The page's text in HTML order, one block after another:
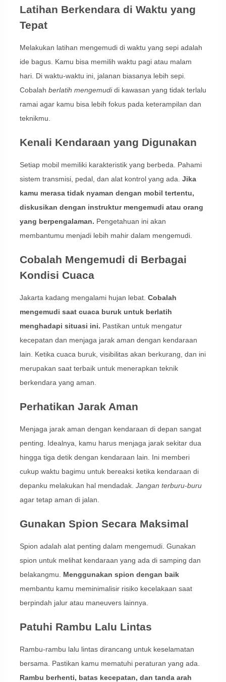
Latihan Berkendara di Waktu yang
Tepat
Melakukan latihan mengemudi di waktu yang sepi adalah
ide bagus. Kamu bisa memilih waktu pagi atau malam
hari. Di waktu-waktu ini, jalanan biasanya lebih sepi.
Cobalah berlatih mengemudidi kawasan yang tidak terlalu
ramai agar kamu bisa lebih fokus pada keterampilan dan
teknikmu.
Kenali Kendaraan yang Digunakan
Setiap mobil memiliki karakteristik yang berbeda. Pahami
sistem transmisi, pedal, dan alat kontrol yang ada. Jika
kamu merasa tidak nyaman dengan mobil tertentu,
diskusikan dengan instruktur mengemudi atau orang
yang berpengalaman. Pengetahuan ini akan
membantumu menjadi lebih mahir dalam mengemudi.
Cobalah Mengemudi di Berbagai
Kondisi Cuaca
Jakarta kadang mengalami hujan lebat. Cobalah
mengemudi saat cuaca buruk untuk berlatih
menghadapi situasi ini. Pastikan untuk mengatur
kecepatan dan menjaga jarak aman dengan kendaraan
lain. Ketika cuaca buruk, visibilitas akan berkurang, dan ini
merupakan saat terbaik untuk menerapkan teknik
berkendara yang aman.
Perhatikan Jarak Aman
Menjaga jarak aman dengan kendaraan di depan sangat
penting. Idealnya, kamu harus menjaga jarak sekitar dua
hingga tiga detik dengan kendaraan lain. Ini memberi
cukup waktu bagimu untuk bereaksi ketika kendaraan di
depanku melakukan hal mendadak. Jangan terburu-buru
agar tetap aman di jalan.
Gunakan Spion Secara Maksimal
Spion adalah alat penting dalam mengemudi. Gunakan
spion untuk melihat kendaraan yang ada di samping dan
belakangmu. Menggunakan spion dengan baik
membantu kamu meminimalisir risiko kecelakaan saat
berpindah jalur atau maneuvers lainnya.
Patuhi Rambu Lalu Lintas
Rambu-rambu lalu lintas dirancang untuk keselamatan
bersama. Pastikan kamu mematuhi peraturan yang ada.
Rambu berhenti, batas kecepatan, dan tanda arah